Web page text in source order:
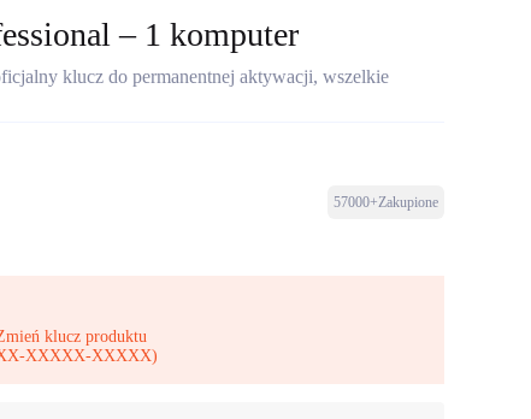
– 1 komputer
klucz do permanentnej aktywacji, wszelkie
57000+Zakupione
klucz produktu
XXXXX-XXXXX)